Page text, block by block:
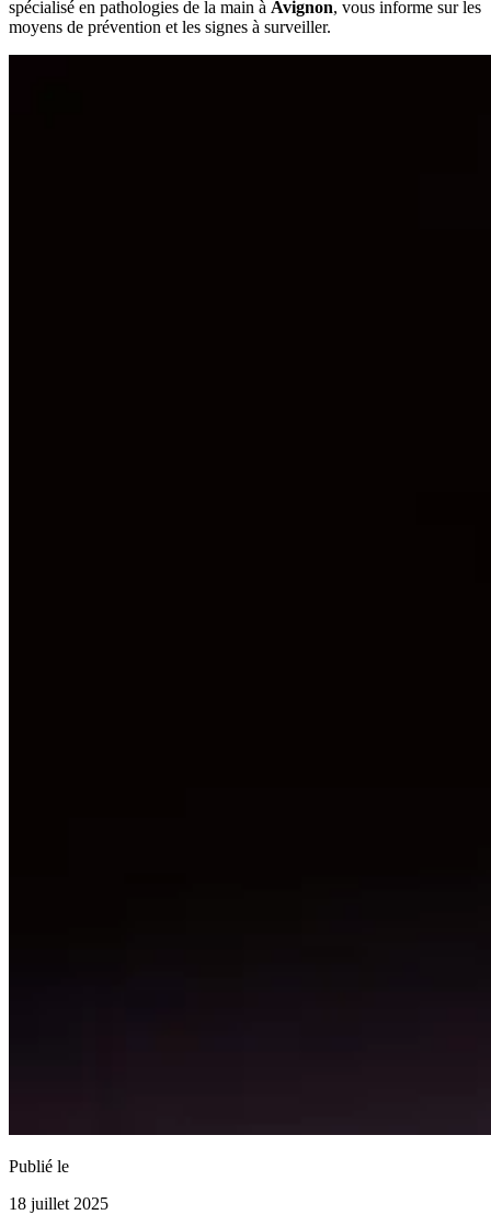
spécialisé en pathologies de la main à Avignon, vous informe sur les
moyens de prévention et les signes à surveiller.​
Publié le
18 juillet 2025